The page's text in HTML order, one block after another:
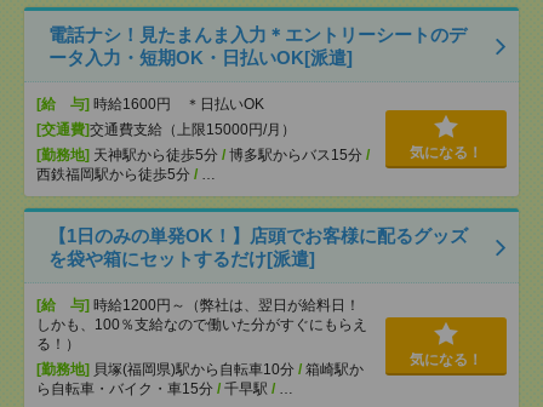
電話ナシ！見たまんま入力＊エントリーシートのデ
ータ入力・短期OK・日払いOK[派遣]
[給 与] 時給1600円 ＊日払いOK
[交通費]交通費支給（上限15000円/月）
[勤務地] 天神駅から徒歩5分 / 博多駅からバス15分 /
西鉄福岡駅から徒歩5分 / …
気になる！
【1日のみの単発OK！】店頭でお客様に配るグッズ
を袋や箱にセットするだけ[派遣]
[給 与] 時給1200円～（弊社は、翌日が給料日！
しかも、100％支給なので働いた分がすぐにもらえ
る！）
[勤務地] 貝塚(福岡県)駅から自転車10分 / 箱崎駅か
ら自転車・バイク・車15分 / 千早駅 / …
気になる！